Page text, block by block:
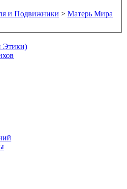
и Подвижники > Матерь Мира
Этики)